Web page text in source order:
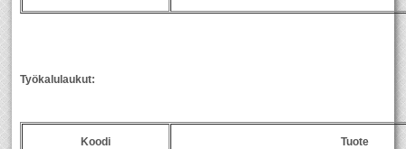
Työkalulaukut:
Koodi Tuote